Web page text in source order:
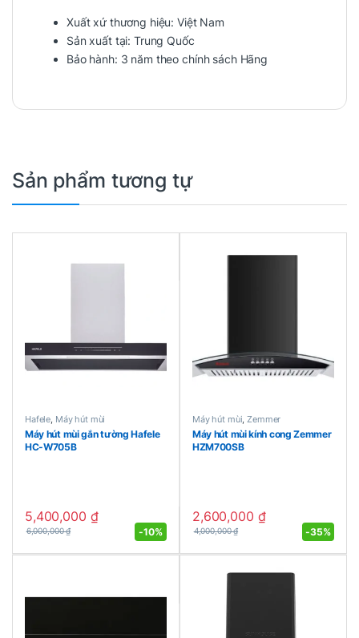
Xuất xứ thương hiệu:Việt Nam
Sản xuất tại:Trung Quốc
Bảo hành: 3 năm theo chính sách Hãng
Sản phẩm tương tự
Hafele Máy hút mùi
Máy hút mùi gắn tường Hafele
HC-W705B
5,400,000 ₫
6,000,000₫ -10%
Máy hút mùi ,Zemmer
Máy hút mùi kính cong Zemmer
HZM700SB
2,600,000 ₫
4,000,000₫ -35%